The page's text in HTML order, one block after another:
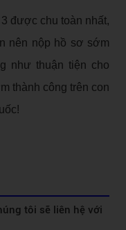
được chu toàn nhất,
nên nộp hồ sơ sớm
như thuận tiện cho
thành công trên con
tôi sẽ liên hệ với